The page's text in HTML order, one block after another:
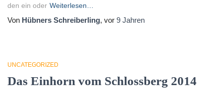
den ein oder Weiterlesen…
Von Hübners Schreiberling, vor 9 Jahren
UNCATEGORIZED
Das Einhorn vom Schlossberg 2014